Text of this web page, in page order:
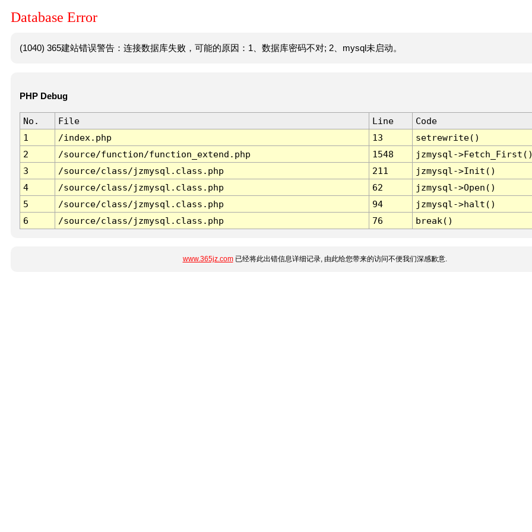
Database Error
(1040) 365建站错误警告：连接数据库失败，可能的原因：1、数据库密码不对; 2、mysql未启动。
PHP Debug
No. File Line
Code
1
/index.php 13
setrewrite()
2
/source/function/function_extend.php 1548
jzmysql-
3
/source/class/jzmysql.class.php 211
jzmysql->Init()
4
/source/class/jzmysql.class.php 62
jzmysql->Open()
5
/source/class/jzmysql.class.php 94
jzmysql->halt()
6
/source/class/jzmysql.class.php 76 break()
www.365jz.com已经将此出错信息详细记录, 由此给您带来的访问不便我们深感歉意.